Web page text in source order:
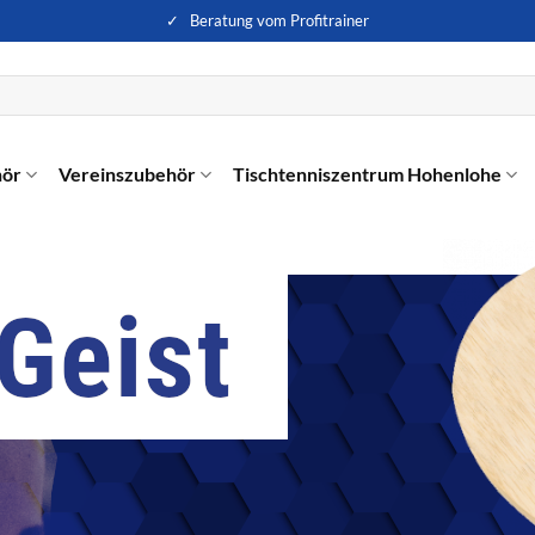
✓ Beratung vom Profitrainer
Vereinszubehör Tischtenniszentrum Hohenlohe